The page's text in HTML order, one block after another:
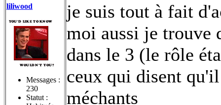
liliwood
Messages :
230
Statut :
je suis tout à fait
moi aussi je trouve
dans le 3 (le rôle
ceux qui disent
méchants